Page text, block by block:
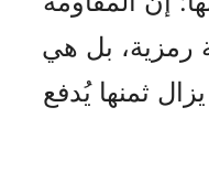
رمزية، بل هي
ثمنها يُدفع